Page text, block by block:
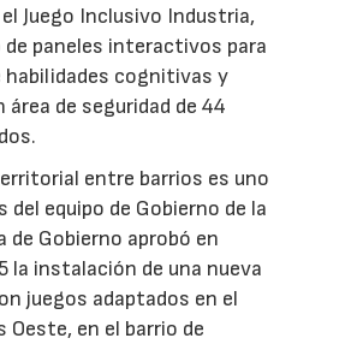
Juego Inclusivo Industria,
paneles interactivos para
habilidades cognitivas y
área de seguridad de 44
entre barrios es uno
del equipo de Gobierno de la
de Gobierno aprobó en
la instalación de una nueva
juegos adaptados en el
Oeste, en el barrio de